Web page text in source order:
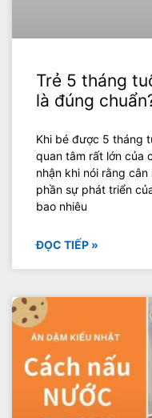
Trẻ 5 tháng
là đúng
Khi bé được 5 tháng
quan tâm rất lớn của
nhận khi nói rằng
phần sự phát triển
bao nhiêu
ĐỌC TIẾP »